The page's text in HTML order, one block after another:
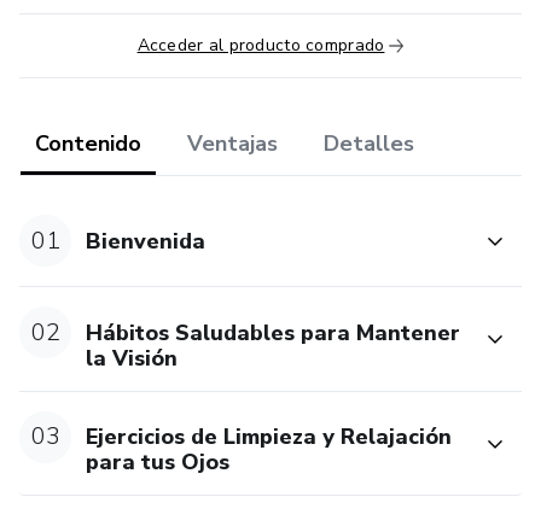
descuento equivalente en el Programa del Método VER si
deciden ampliar el trabajo sobre sus ojos.
Acceder al producto comprado
Contenido Ventajas Detalles
01 Bienvenida
02
Hábitos Saludables para Mantener
la Visión
03
Ejercicios de Limpieza y Relajación
para tus Ojos